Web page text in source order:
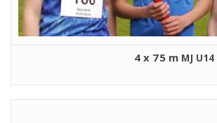
4 x 75 m MJ U14